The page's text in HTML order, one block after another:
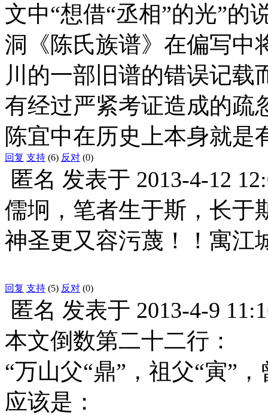
文中“想借“丞相”的光”的
洞《陈氏族谱》在偏写中
川的一部旧谱的错误记载
有经过严紧考证造成的疏
陈宜中在历史上本身就是
回复 支持 (6) 反对 (0)
匿名 发表于 2013-4-12
儒坰，笔者生于斯，长于
神圣更又容污蔑！！寓江
回复 支持 (5) 反对 (0)
匿名 发表于 2013-4-9
本文倒数第二十二行：
“万山父“鼎”，祖父“寅”
应该是：